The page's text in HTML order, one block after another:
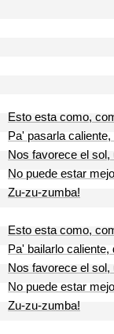
Esto esta como,
Pa' pasarla
Nos favorece el
No puede estar
Zu-zu-zumba!
Esto esta como,
Pa' bailarlo
Nos favorece el
No puede estar
Zu-zu-zumba!